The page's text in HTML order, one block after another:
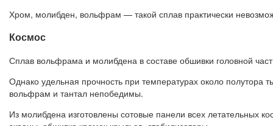
Хром, молибден, вольфрам — такой сплав практически
Космос
Сплав вольфрама и молибдена в составе обшивки головной
Однако удельная прочность при температурах около
вольфрам и тантал непобедимы.
Из молибдена изготовлены сотовые панели всех летательных